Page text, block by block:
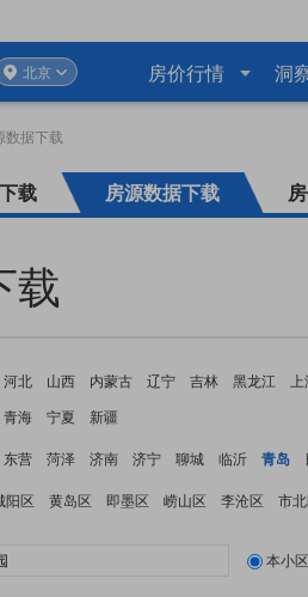
北京 房价行情 洞
数据下载
载 房源数据下载
载
河北 山西 内蒙古 辽宁 吉林 黑龙江
青海 宁夏 新疆
东营 菏泽 济南 济宁 聊城 临沂 青岛
阳区 黄岛区 即墨区 崂山区 李沧区 市
本小区